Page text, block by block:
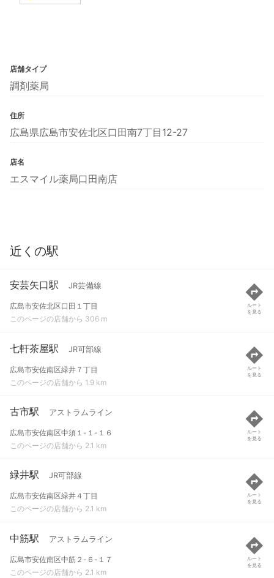
店舗タイプ
調剤薬局
住所
広島県広島市安佐北区口田南7丁目12-27
店名
エスマイル薬局口田南店
近くの駅
安芸矢口駅 JR芸備線
広島市安佐北区口田１丁目
このページの店舗から 306 m
ルート
を見る
七軒茶屋駅 JR可部線
広島市安佐南区緑井７丁目
このページの店舗から 1.9 km
ルート
を見る
古市駅 アストラムライン
広島市安佐南区中須１-１-１６
このページの店舗から 2.1 km
ルート
を見る
緑井駅 JR可部線
広島市安佐南区緑井４丁目
このページの店舗から 2.1 km
ルート
を見る
中筋駅 アストラムライン
広島市安佐南区中筋２-６-１７
このページの店舗から 2.1 km
ルート
を見る